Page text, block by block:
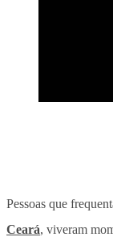
Pessoas que
Ceará, viveram